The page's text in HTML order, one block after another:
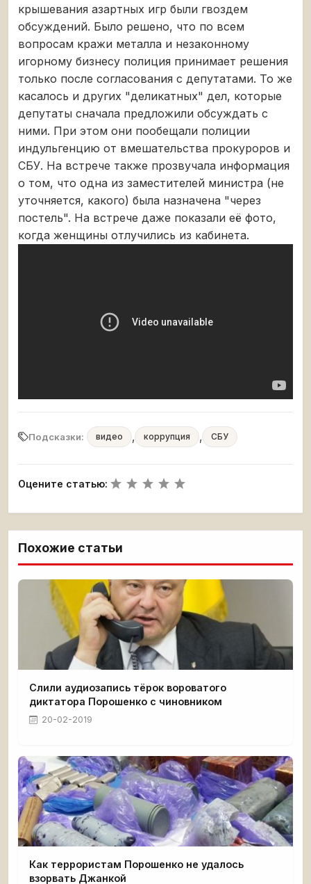
крышевания азартных игр были гвоздем
обсуждений. Было решено, что по всем
вопросам кражи металла и незаконному
игорному бизнесу полиция принимает решения
только после согласования с депутатами. То же
касалось и других "деликатных" дел, которые
депутаты сначала предложили обсуждать с
ними. При этом они пообещали полиции
индульгенцию от вмешательства прокуроров и
СБУ. На встрече также прозвучала информация
о том, что одна из заместителей министра (не
уточняется, какого) была назначена "через
постель". На встрече даже показали её фото,
когда женщины отлучились из кабинета.
Подсказки: видео , коррупция , СБУ
Оцените статью:
Похожие статьи
Слили аудиозапись тёрок вороватого
диктатора Порошенко с чиновником
20-02-2019
Как террористам Порошенко не удалось
взорвать Джанкой